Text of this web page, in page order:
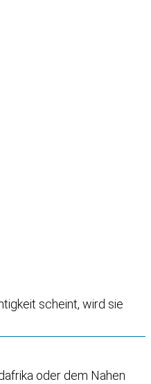
scheint, wird sie
oder dem Nahen